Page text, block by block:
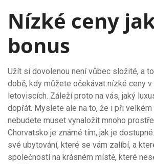
Nízké ceny
bonus
Užít si dovolenou není vůbec složité, a
době, kdy můžete očekávat nízké ceny v
letoviscích. Záleží proto na vás, jaký
dopřát. Myslete ale na to, že i při velkém
nebudete muset vynaložit mnoho
Chorvatsko je známé tím, jak je
své ubytování, které se vám zalíbí, a
společností na krásném místě, které